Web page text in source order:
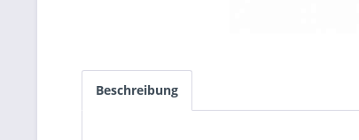
Beschreibung